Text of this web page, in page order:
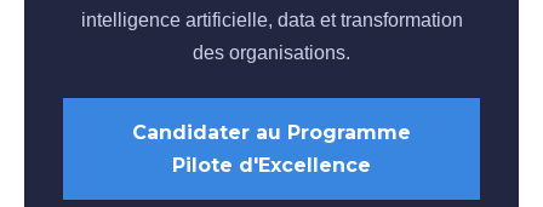
intelligence artificielle, data et transformation
des organisations.
Candidater au Programme
Pilote d'Excellence